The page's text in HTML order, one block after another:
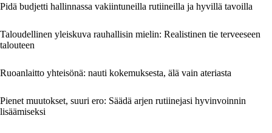
Pidä budjetti hallinnassa vakiintuneilla rutiineilla ja hyvillä tavoilla
Taloudellinen yleiskuva rauhallisin mielin: Realistinen tie terveeseen
talouteen
Ruoanlaitto yhteisönä: nauti kokemuksesta, älä vain ateriasta
Pienet muutokset, suuri ero: Säädä arjen rutiinejasi hyvinvoinnin
lisäämiseksi